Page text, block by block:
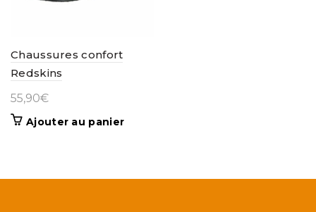
Chaussures confort
Redskins
55,90€
Ajouter au panier